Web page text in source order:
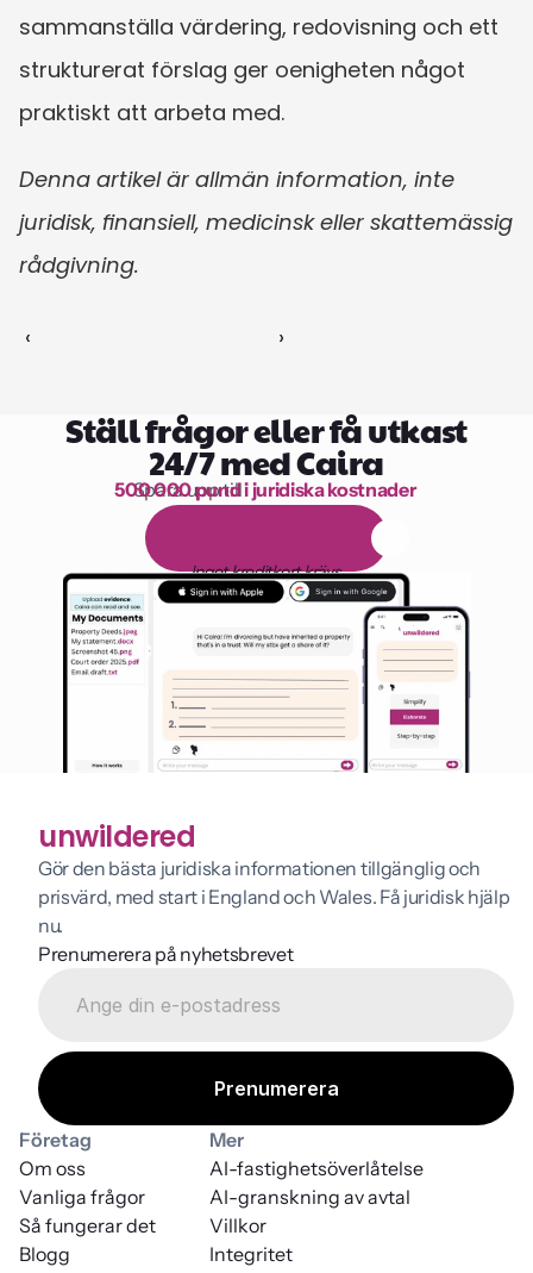
sammanställa värdering, redovisning och ett
strukturerat förslag ger oenigheten något
praktiskt att arbeta med.
Denna artikel är allmän information, inte
juridisk, finansiell, medicinsk eller skattemässig
rådgivning.
‹ ›
Ställ frågor eller få utkast
24/7 med Caira
1 000 timmars läsning
Spara upp till
500 000 pund i juridiska kostnader
a
Inget kreditkort krävs
unwildered
Gör den bästa juridiska informationen tillgänglig och
prisvärd, med start i England och Wales. Få juridisk hjälp
nu.
Prenumerera på nyhetsbrevet
Företag
Om oss
Vanliga frågor
Så fungerar det
Blogg
Mer
Villkor
AI-granskning av avtal
Integritet
AI-fastighetsöverlåtelse